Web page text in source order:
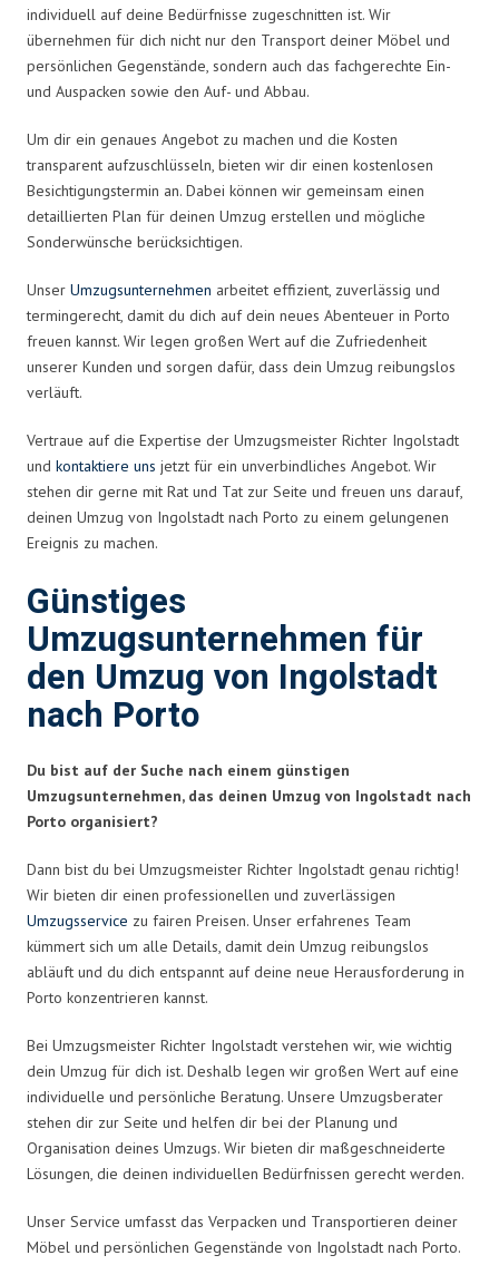
individuell auf deine Bedürfnisse zugeschnitten ist. Wir
übernehmen für dich nicht nur den Transport deiner Möbel und
persönlichen Gegenstände, sondern auch das fachgerechte Ein-
und Auspacken sowie den Auf- und Abbau.
Um dir ein genaues Angebot zu machen und die Kosten
transparent aufzuschlüsseln, bieten wir dir einen kostenlosen
Besichtigungstermin an. Dabei können wir gemeinsam einen
detaillierten Plan für deinen Umzug erstellen und mögliche
Sonderwünsche berücksichtigen.
Unser Umzugsunternehmen arbeitet effizient, zuverlässig und
termingerecht, damit du dich auf dein neues Abenteuer in Porto
freuen kannst. Wir legen großen Wert auf die Zufriedenheit
unserer Kunden und sorgen dafür, dass dein Umzug reibungslos
verläuft.
Vertraue auf die Expertise der Umzugsmeister Richter Ingolstadt
und kontaktiere uns jetzt für ein unverbindliches Angebot. Wir
stehen dir gerne mit Rat und Tat zur Seite und freuen uns darauf,
deinen Umzug von Ingolstadt nach Porto zu einem gelungenen
Ereignis zu machen.
Günstiges
Umzugsunternehmen für
den Umzug von Ingolstadt
nach Porto
Du bist auf der Suche nach einem günstigen
Umzugsunternehmen, das deinen Umzug von Ingolstadt nach
Porto organisiert?
Dann bist du bei Umzugsmeister Richter Ingolstadt genau richtig!
Wir bieten dir einen professionellen und zuverlässigen
Umzugsservice zu fairen Preisen. Unser erfahrenes Team
kümmert sich um alle Details, damit dein Umzug reibungslos
abläuft und du dich entspannt auf deine neue Herausforderung in
Porto konzentrieren kannst.
Bei Umzugsmeister Richter Ingolstadt verstehen wir, wie wichtig
dein Umzug für dich ist. Deshalb legen wir großen Wert auf eine
individuelle und persönliche Beratung. Unsere Umzugsberater
stehen dir zur Seite und helfen dir bei der Planung und
Organisation deines Umzugs. Wir bieten dir maßgeschneiderte
Lösungen, die deinen individuellen Bedürfnissen gerecht werden.
Unser Service umfasst das Verpacken und Transportieren deiner
Möbel und persönlichen Gegenstände von Ingolstadt nach Porto.